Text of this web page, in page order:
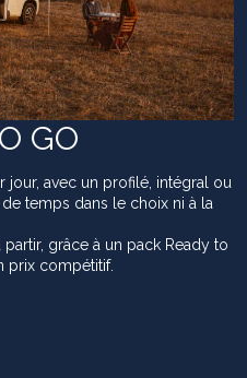
GO
jour, avec un profilé, intégral ou
temps dans le choix ni à la
grâce à un pack Ready to
prix compétitif.